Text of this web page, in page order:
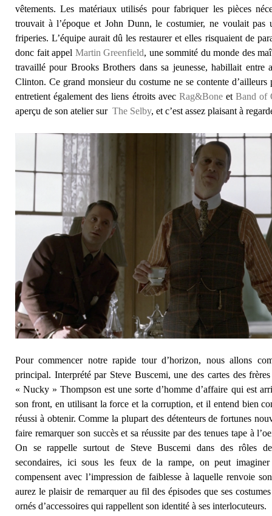
vêtements. Les matériaux utilisés pour fabriquer les pièces
trouvait à l’époque et John Dunn, le costumier, ne voulait pas
friperies. L’équipe aurait dû les restaurer et elles risquaient de
donc fait appel Martin Greenfield, une sommité du monde des
travaillé pour Brooks Brothers dans sa jeunesse, habillait entre
Clinton. Ce grand monsieur du costume ne se contente d’ailleurs
entretient également des liens étroits avec Rag&BoneetBand of
aperçu de son atelier sur The Selby, et c’est assez plaisant à
Pour commencer notre rapide tour d’horizon, nous allons
principal. Interprété par Steve Buscemi, une des cartes des
« Nucky » Thompson est une sorte d’homme d’affaire qui est
son front, en utilisant la force et la corruption, et il entend bien
réussi à obtenir. Comme la plupart des détenteurs de fortunes
faire remarquer son succès et sa réussite par des tenues tape à
On se rappelle surtout de Steve Buscemi dans des rôles
secondaires, ici sous les feux de la rampe, on peut imaginer
compensent avec l’impression de faiblesse à laquelle renvoie
aurez le plaisir de remarquer au fil des épisodes que ses
ornés d’accessoires qui rappellent son identité à ses interlocuteurs.